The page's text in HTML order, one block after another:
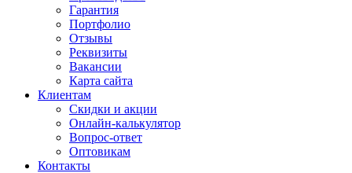
Гарантия
Портфолио
Отзывы
Реквизиты
Вакансии
Карта сайта
Клиентам
Скидки и акции
Онлайн-калькулятор
Вопрос-ответ
Оптовикам
Контакты